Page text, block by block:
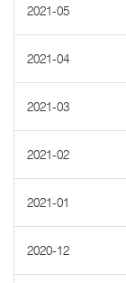
2021-05
2021-04
2021-03
2021-02
2021-01
2020-12